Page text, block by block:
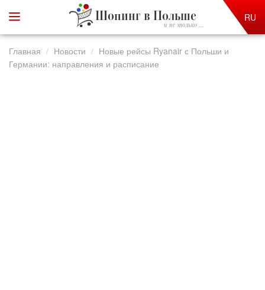
Шопинг в Польше
и не только ...
RU
Главная Новости
Новые рейсы Ryanair с Польши и
Германии: направления и расписание